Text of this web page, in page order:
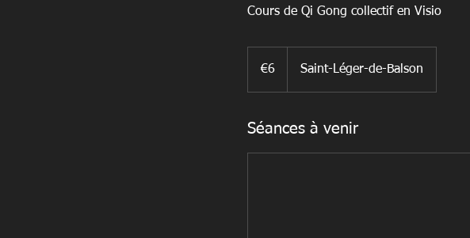
Cours de Qi Gong collectif en Visio
€6 Saint-Léger-de-Balson
Séances à venir